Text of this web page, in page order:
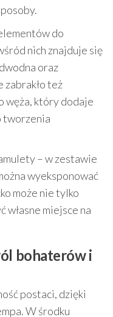
do
nich znajduje się
oraz
zabrakło też
węża, który dodaje
tworzenia
– w zestawie
wyeksponować
może nie tylko
własne miejsce na
bohaterów i
postaci, dzięki
W środku